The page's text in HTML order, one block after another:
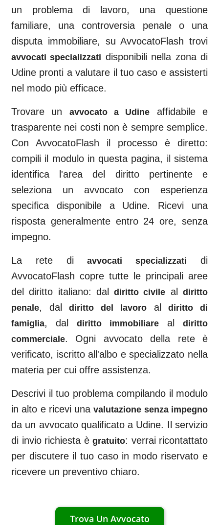
un problema di lavoro, una questione
familiare, una controversia penale o una
disputa immobiliare, su AvvocatoFlash trovi
avvocati specializzati disponibili nella zona di
Udine pronti a valutare il tuo caso e assisterti
nel modo più efficace.
Trovare un avvocato a Udine
affidabile e
trasparente nei costi non è sempre semplice.
Con AvvocatoFlash il processo è diretto:
compili il modulo in questa pagina, il sistema
identifica l'area del diritto pertinente e
seleziona un avvocato con esperienza
specifica disponibile a Udine. Ricevi una
risposta generalmente entro 24 ore, senza
impegno.
La rete diavvocati specializzati
di
AvvocatoFlash copre tutte le principali aree
del diritto italiano: daldiritto civile al
diritto
penale, dal diritto del lavoroal
diritto di
famiglia, dal diritto immobiliare al
diritto
commerciale. Ogni avvocato della rete è
verificato, iscritto all'albo e specializzato nella
materia per cui offre assistenza.
Descrivi il tuo problema compilando il modulo
in alto e ricevi unavalutazione senza impegno
da un avvocato qualificato a Udine. Il servizio
di invio richiesta è gratuito: verrai ricontattato
per discutere il tuo caso in modo riservato e
ricevere un preventivo chiaro.
Trova Un Avvocato